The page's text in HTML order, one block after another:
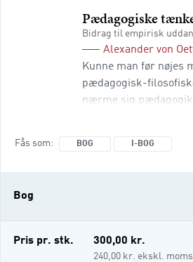
Pædagogiske
Bidrag til empirisk
Alexander von
Kunne man før nøjes
pædagogisk-
nærme sig
Prange og Benner var
uinteresser
Fås som BOG I-BOG
Bog
i-bog
Pris pr. stk. 300,00 kr.
240,00 kr. ekskl. moms